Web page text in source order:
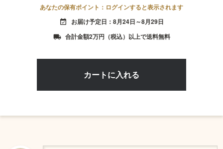
あなたの保有ポイント：ログインすると表示されます
event_available お届け予定日：8月24日～8月29日
local_shipping 合計金額2万円（税込）以上で送料無料